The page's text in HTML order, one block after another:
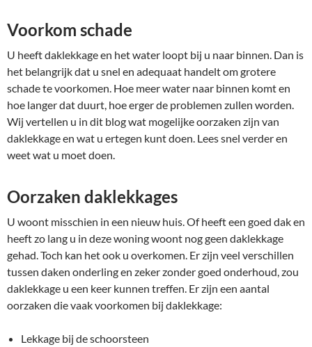
Voorkom schade
U heeft daklekkage en het water loopt bij u naar binnen. Dan is
het belangrijk dat u snel en adequaat handelt om grotere
schade te voorkomen. Hoe meer water naar binnen komt en
hoe langer dat duurt, hoe erger de problemen zullen worden.
Wij vertellen u in dit blog wat mogelijke oorzaken zijn van
daklekkage en wat u ertegen kunt doen. Lees snel verder en
weet wat u moet doen.
Oorzaken daklekkages
U woont misschien in een nieuw huis. Of heeft een goed dak en
heeft zo lang u in deze woning woont nog geen daklekkage
gehad. Toch kan het ook u overkomen. Er zijn veel verschillen
tussen daken onderling en zeker zonder goed onderhoud, zou
daklekkage u een keer kunnen treffen. Er zijn een aantal
oorzaken die vaak voorkomen bij daklekkage:
Lekkage bij de schoorsteen